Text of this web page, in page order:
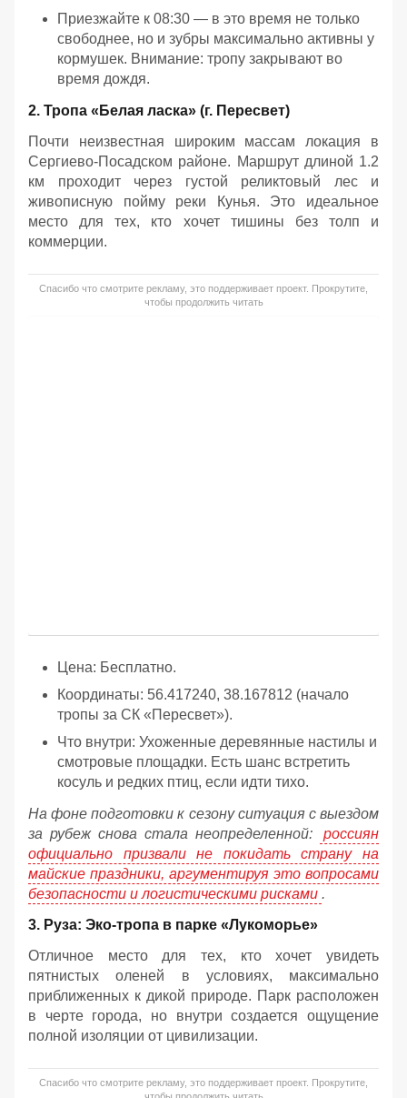
Приезжайте к 08:30 — в это время не только
свободнее, но и зубры максимально активны у
кормушек. Внимание: тропу закрывают во
время дождя.
2. Тропа «Белая ласка» (г. Пересвет)
Почти неизвестная широким массам локация в
Сергиево-Посадском районе. Маршрут длиной 1.2
км проходит через густой реликтовый лес и
живописную пойму реки Кунья. Это идеальное
место для тех, кто хочет тишины без толп и
коммерции.
Спасибо что смотрите рекламу, это поддерживает проект. Прокрутите,
чтобы продолжить читать
Цена: Бесплатно.
Координаты: 56.417240, 38.167812 (начало
тропы за СК «Пересвет»).
Что внутри: Ухоженные деревянные настилы и
смотровые площадки. Есть шанс встретить
косуль и редких птиц, если идти тихо.
На фоне подготовки к сезону ситуация с выездом
за рубеж снова стала неопределенной:
россиян
официально призвали не покидать страну на
майские праздники, аргументируя это вопросами
безопасности и логистическими рисками .
3. Руза: Эко-тропа в парке «Лукоморье»
Отличное место для тех, кто хочет увидеть
пятнистых оленей в условиях, максимально
приближенных к дикой природе. Парк расположен
в черте города, но внутри создается ощущение
полной изоляции от цивилизации.
Спасибо что смотрите рекламу, это поддерживает проект. Прокрутите,
чтобы продолжить читать